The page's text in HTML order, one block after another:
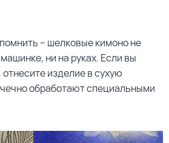
– шелковые кимоно не
ни на руках. Если вы
изделие в сухую
обработают специальными